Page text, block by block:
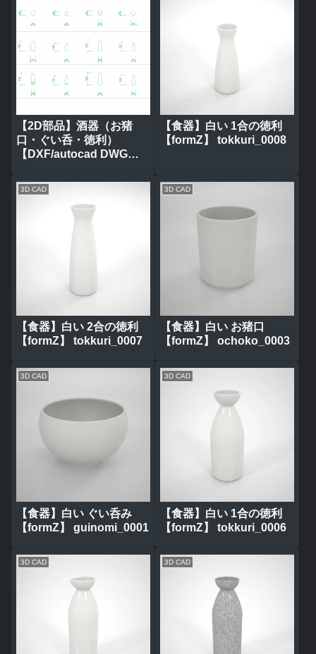
【2D部品】酒器（お猪
口・ぐい呑・徳利）
【DXF/autocad DWG】
【食器】白い 1合の徳利
【formZ】 tokkuri_0008
3D CAD
【食器】白い 2合の徳利
【formZ】 tokkuri_0007
3D CAD
【食器】白い お猪口
【formZ】 ochoko_0003
3D CAD
【食器】白い ぐい呑み
【formZ】 guinomi_0001
3D CAD
【食器】白い 1合の徳利
【formZ】 tokkuri_0006
3D CAD 3D CAD